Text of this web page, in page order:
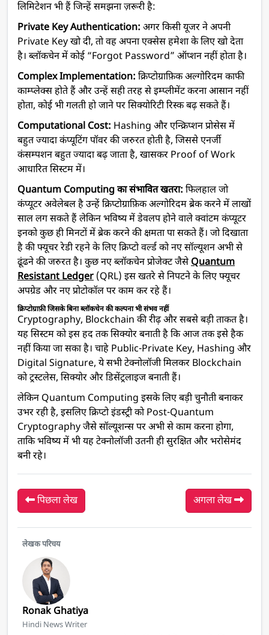
लिमिटेशन भी हैं जिन्हें समझना ज़रूरी है:
Private Key Authentication: अगर किसी यूजर ने अपनी
Private Key खो दी, तो वह अपना एक्सेस हमेशा के लिए खो देता
है। ब्लॉकचेन में कोई “Forgot Password” ऑप्शन नहीं होता है।
Complex Implementation: क्रिप्टोग्राफ़िक अल्गोरिदम काफी
काम्प्लेक्स होते हैं और उन्हें सही तरह से इम्प्लीमेंट करना आसान नहीं
होता, कोई भी गलती हो जाने पर सिक्योरिटी रिस्क बढ़ सकते हैं।
Computational Cost: Hashing और एन्क्रिप्शन प्रोसेस में
बहुत ज्यादा कंप्यूटिंग पॉवर की जरुरत होती है, जिससे एनर्जी
कंसम्पशन बहुत ज्यादा बढ़ जाता है, खासकर Proof of Work
आधारित सिस्टम में।
Quantum Computing का संभावित खतरा: फिलहाल जो
कंप्यूटर अवेलेबल है उन्हें क्रिप्टोग्राफ़िक अल्गोरिदम ब्रेक करने में लाखों
साल लग सकते हैं लेकिन भविष्य में डेवलप होने वाले क्वांटम कंप्यूटर
इनको कुछ ही मिनटों में ब्रेक करने की क्षमता पा सकते हैं। जो दिखाता
है की फ्यूचर रेडी रहने के लिए क्रिप्टो वर्ल्ड को नए सॉल्यूशन अभी से
ढूंढने की जरुरत है। कुछ नए ब्लॉकचेन प्रोजेक्ट जैसेQuantum
Resistant Ledger (QRL) इस खतरे से निपटने के लिए फ्यूचर
अपग्रेड और नए प्रोटोकॉल पर काम कर रहे हैं।
क्रिप्टोग्राफ़ी जिसके बिना ब्लॉकचेन की कल्पना भी संभव नहीं
Cryptography, Blockchain की रीढ़ और सबसे बड़ी ताकत है।
यह सिस्टम को इस हद तक सिक्योर बनाती है कि आज तक इसे हैक
नहीं किया जा सका है। चाहे Public-Private Key, Hashing और
Digital Signature, ये सभी टेक्नोलॉजी मिलकर Blockchain
को ट्रस्टलेस, सिक्योर और डिसेंट्रलाइज बनाती हैं।
लेकिन Quantum Computing इसके लिए बड़ी चुनौती बनाकर
उभर रही है, इसलिए क्रिप्टो इंडस्ट्री को Post-Quantum
Cryptography जैसे सॉल्यूशन्स पर अभी से काम करना होगा,
ताकि भविष्य में भी यह टेक्नोलॉजी उतनी ही सुरक्षित और भरोसेमंद
बनी रहे।
पिछला लेख अगला लेख
लेखक परिचय
Ronak Ghatiya
Hindi News Writer